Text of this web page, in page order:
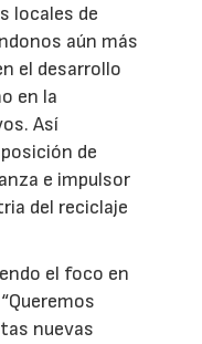
locales de
aún más
el desarrollo
en la
Así
de
e impulsor
del reciclaje
el foco en
nuevas